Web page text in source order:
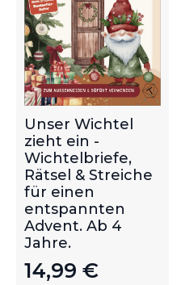
Unser Wichtel
zieht ein -
Wichtelbriefe,
Rätsel & Streiche
für einen
entspannten
Advent. Ab 4
Jahre.
14,99 €